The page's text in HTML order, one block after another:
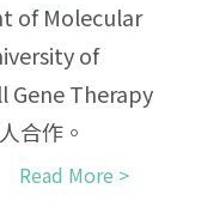
of Molecular
of
Gene Therapy
合作。
Read More >